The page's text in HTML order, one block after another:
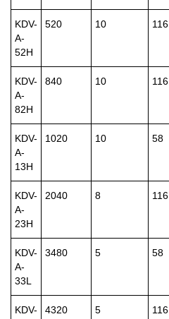
KDV-
A-
52H
520 10 116
KDV-
A-
82H
840 10 116
KDV-
A-
13H
1020 10 58
KDV-
A-
23H
2040 8 116
KDV-
A-
33L
3480 5 58
KDV-
4320 5 116